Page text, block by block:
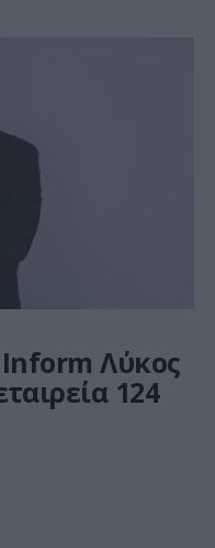
Inform Λύκος
124